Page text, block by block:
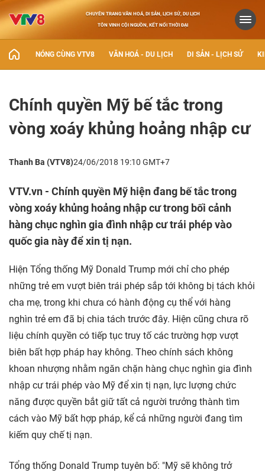
CHUYÊN TRANG VĂN HOÁ, DI SẢN, LỊCH SỬ, DU LỊCH
TÔN VINH CỘI NGUỒN, KẾT NỐI THỜI ĐẠI
NÓNG CÙNG VTV8 VĂN HOÁ - DU LỊCH DI SẢN - LỊCH SỬ
Chính quyền Mỹ bế tắc trong
vòng xoáy khủng hoảng nhập cư
Thanh Ba (VTV8)24/06/2018 19:10 GMT+7
VTV.vn - Chính quyền Mỹ hiện đang bế tắc trong
vòng xoáy khủng hoảng nhập cư trong bối cảnh
hàng chục nghìn gia đình nhập cư trái phép vào
quốc gia này để xin tị nạn.
Hiện Tổng thống Mỹ Donald Trump mới chỉ cho phép
những trẻ em vượt biên trái phép sắp tới không bị tách khỏi
cha mẹ, trong khi chưa có hành động cụ thể với hàng
nghìn trẻ em đã bị chia tách trước đây. Hiện cũng chưa rõ
liệu chính quyền có tiếp tục truy tố các trường hợp vượt
biên bất hợp pháp hay không. Theo chính sách không
khoan nhượng nhằm ngăn chặn hàng chục nghìn gia đình
nhập cư trái phép vào Mỹ để xin tị nạn, lực lượng chức
năng được quyền bắt giữ tất cả người trưởng thành tìm
cách vào Mỹ bất hợp pháp, kể cả những người đang tìm
kiếm quy chế tị nạn.
Tổng thống Donald Trump tuyên bố: "Mỹ sẽ không trở